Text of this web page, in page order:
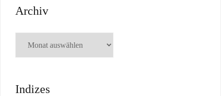
Archiv
Indizes